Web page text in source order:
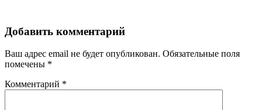
Добавить комментарий
Ваш адрес email не будет опубликован. Обязательные поля
помечены *
Комментарий *